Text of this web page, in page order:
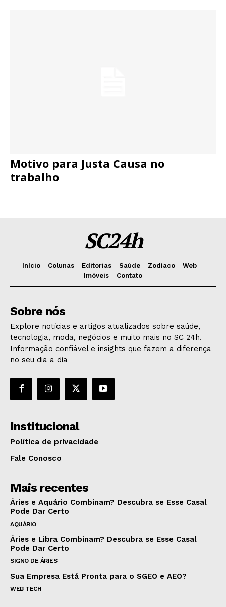
Motivo para Justa Causa no
trabalho
SC24h
Início Colunas Editorias Saúde Zodíaco
Web
Imóveis
Contato
Sobre nós
Explore notícias e artigos atualizados sobre saúde,
tecnologia, moda, negócios e muito mais no SC 24h.
Informação confiável e insights que fazem a diferença
no seu dia a dia
Institucional
Política de privacidade
Fale Conosco
Mais recentes
Áries e Aquário Combinam? Descubra se Esse Casal
Pode Dar Certo
AQUÁRIO
Áries e Libra Combinam? Descubra se Esse Casal
Pode Dar Certo
SIGNO DE ÁRIES
Sua Empresa Está Pronta para o SGEO e AEO?
WEB TECH